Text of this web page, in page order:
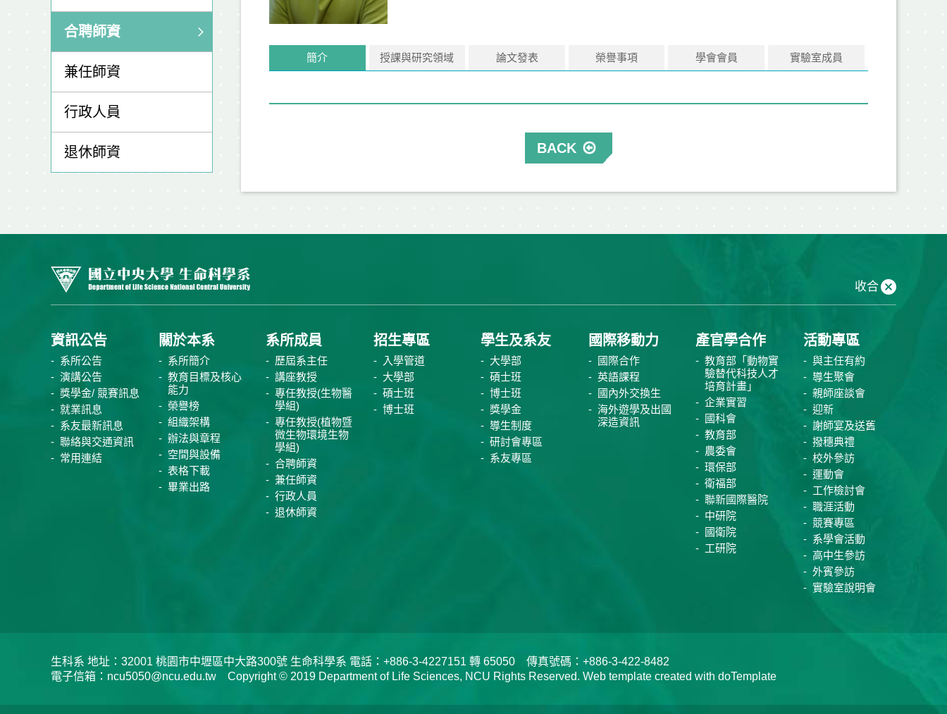
合聘師資
兼任師資
行政人員
退休師資
簡介 授課與研究領域 論文發表 榮譽事項 學會會員 實驗室成員
BACK
收合
資訊公告
系所公告
演講公告
獎學金/ 競賽訊息
就業訊息
系友最新訊息
聯絡與交通資訊
常用連結
關於本系
系所簡介
教育目標及核心
能力
榮譽榜
組織架構
辦法與章程
空間與設備
表格下載
畢業出路
系所成員
歷屆系主任
講座教授
專任教授(生物醫
學組)
專任教授(植物暨
微生物環境生物
學組)
合聘師資
兼任師資
行政人員
退休師資
招生專區
入學管道
大學部
碩士班
博士班
學生及系友
大學部
碩士班
博士班
獎學金
導生制度
研討會專區
系友專區
國際移動力
國際合作
英語課程
國內外交換生
海外遊學及出國
深造資訊
產官學合作
教育部「動物實
驗替代科技人才
培育計畫」
企業實習
國科會
教育部
農委會
環保部
衛福部
聯新國際醫院
中研院
國衛院
工研院
活動專區
與主任有約
導生聚會
親師座談會
迎新
謝師宴及送舊
撥穗典禮
校外參訪
運動會
工作檢討會
職涯活動
競賽專區
系學會活動
高中生參訪
外賓參訪
實驗室說明會
生科系 地址：32001 桃園市中壢區中大路300號 生命科學系 電話：+886-3-4227151 轉 65050 傳真號碼：+886-3-422-8482
電子信箱：ncu5050@ncu.edu.tw Copyright © 2019 Department of Life Sciences, NCU Rights Reserved. Web template created with doTemplate